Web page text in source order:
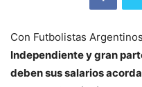
Con Futbolistas
Independiente y gran
deben sus salarios